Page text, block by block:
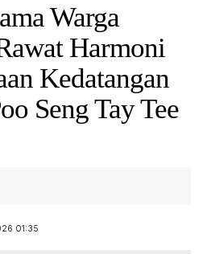
Warga
Harmoni
Kedatangan
Seng Tay Tee
01:35